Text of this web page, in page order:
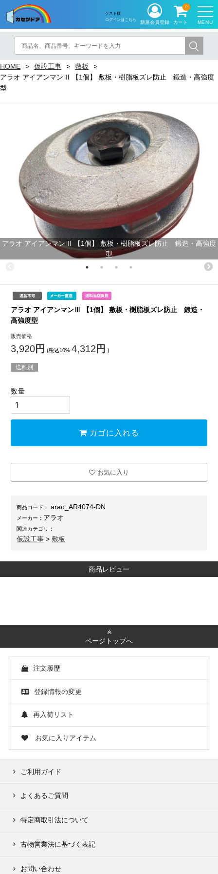
MENU
ゲスト様
ログインはこちら
新規会員登録 カート
0
HOME 仮設工事
敷板
アラオ アイアンマンⅢ 【1個】 敷板・樹脂板ズレ防止 鍛造・高強度
型
アラオ アイアンマンⅢ 【1個】 敷板・樹脂板ズレ防止 鍛造・高強度
型
アラオ アイアンマンⅢ 【1個】 敷板・樹脂板ズレ防止 鍛造・
高強度型
販売価格
3,920円 (税込10%4,312 円 )
送料別
数量
カゴに入れる
お気に入り
商品コード： arao_AR4074-DN
メーカー： アラオ
関連カテゴリ：
仮設工事 > 敷板
商品レビュー
ページトップへ
注文履歴
登録情報の変更
再入荷リスト
お気に入りアイテム
ご利用ガイド
よくあるご質問
特定商取引法について
古物営業法に基づく表記
お問い合わせ